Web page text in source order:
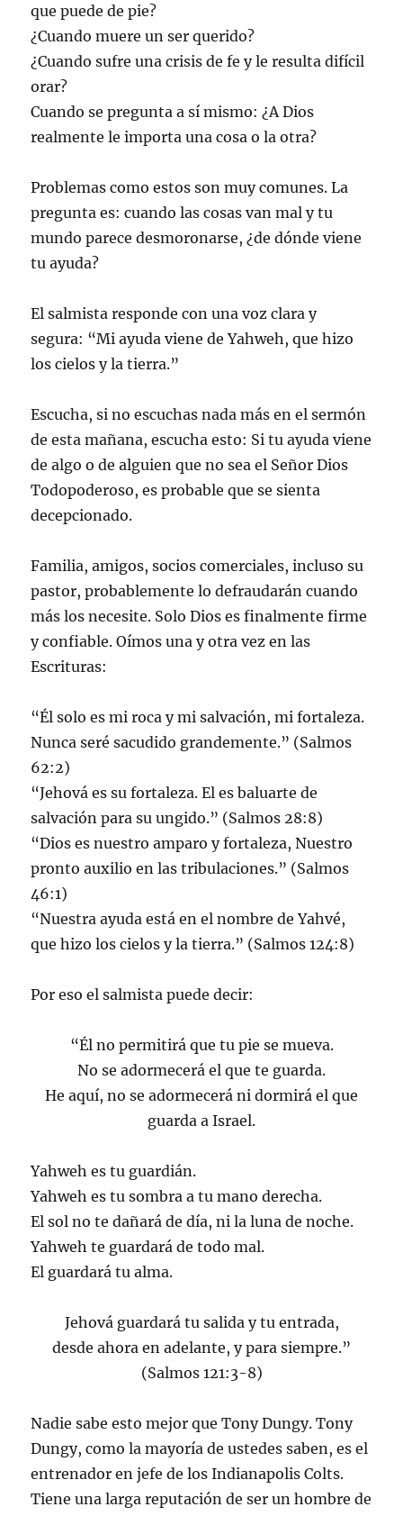
que puede de pie?
¿Cuando muere un ser querido?
¿Cuando sufre una crisis de fe y le resulta difícil
orar?
Cuando se pregunta a sí mismo: ¿A Dios
realmente le importa una cosa o la otra?
Problemas como estos son muy comunes. La
pregunta es: cuando las cosas van mal y tu
mundo parece desmoronarse, ¿de dónde viene
tu ayuda?
El salmista responde con una voz clara y
segura: “Mi ayuda viene de Yahweh, que hizo
los cielos y la tierra.”
Escucha, si no escuchas nada más en el sermón
de esta mañana, escucha esto: Si tu ayuda viene
de algo o de alguien que no sea el Señor Dios
Todopoderoso, es probable que se sienta
decepcionado.
Familia, amigos, socios comerciales, incluso su
pastor, probablemente lo defraudarán cuando
más los necesite. Solo Dios es finalmente firme
y confiable. Oímos una y otra vez en las
Escrituras:
“Él solo es mi roca y mi salvación, mi fortaleza.
Nunca seré sacudido grandemente.” (Salmos
62:2)
“Jehová es su fortaleza. El es baluarte de
salvación para su ungido.” (Salmos 28:8)
“Dios es nuestro amparo y fortaleza, Nuestro
pronto auxilio en las tribulaciones.” (Salmos
46:1)
“Nuestra ayuda está en el nombre de Yahvé,
que hizo los cielos y la tierra.” (Salmos 124:8)
Por eso el salmista puede decir:
“Él no permitirá que tu pie se mueva.
No se adormecerá el que te guarda.
He aquí, no se adormecerá ni dormirá el que
guarda a Israel.
Yahweh es tu guardián.
Yahweh es tu sombra a tu mano derecha.
El sol no te dañará de día, ni la luna de noche.
Yahweh te guardará de todo mal.
El guardará tu alma.
Jehová guardará tu salida y tu entrada,
desde ahora en adelante, y para siempre.”
(Salmos 121:3-8)
Nadie sabe esto mejor que Tony Dungy. Tony
Dungy, como la mayoría de ustedes saben, es el
entrenador en jefe de los Indianapolis Colts.
Tiene una larga reputación de ser un hombre de